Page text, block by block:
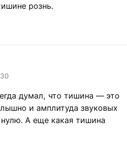
рознь.
думал, что тишина — это
и амплитуда звуковых
А еще какая тишина